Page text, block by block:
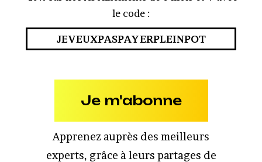
le code :
JEVEUXPASPAYERPLEINPOT
Je m'abonne
Apprenez auprès des meilleurs
experts, grâce à leurs partages de